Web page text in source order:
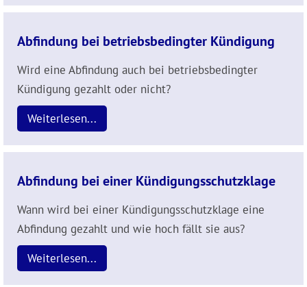
Abfindung bei betriebsbedingter Kündigung
Wird eine Abfindung auch bei betriebsbedingter
Kündigung gezahlt oder nicht?
Weiterlesen...
Abfindung bei einer Kündigungsschutzklage
Wann wird bei einer Kündigungsschutzklage eine
Abfindung gezahlt und wie hoch fällt sie aus?
Weiterlesen...